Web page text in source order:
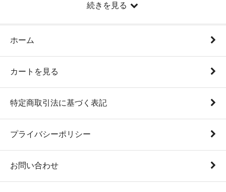
続きを見る
ホーム
カートを見る
特定商取引法に基づく表記
プライバシーポリシー
お問い合わせ